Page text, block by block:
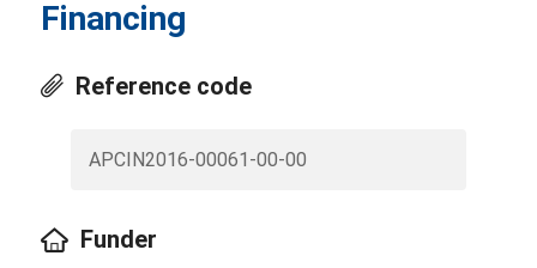
Financing
Reference code
APCIN2016-00061-00-00
Funder